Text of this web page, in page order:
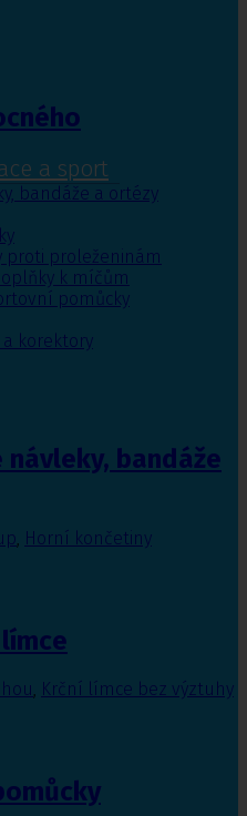
a sport
bandáže a ortézy
proti proleženinám
k míčům
pomůcky
korektory
bandáže
, Horní končetiny
Krční límce bez výztuhy